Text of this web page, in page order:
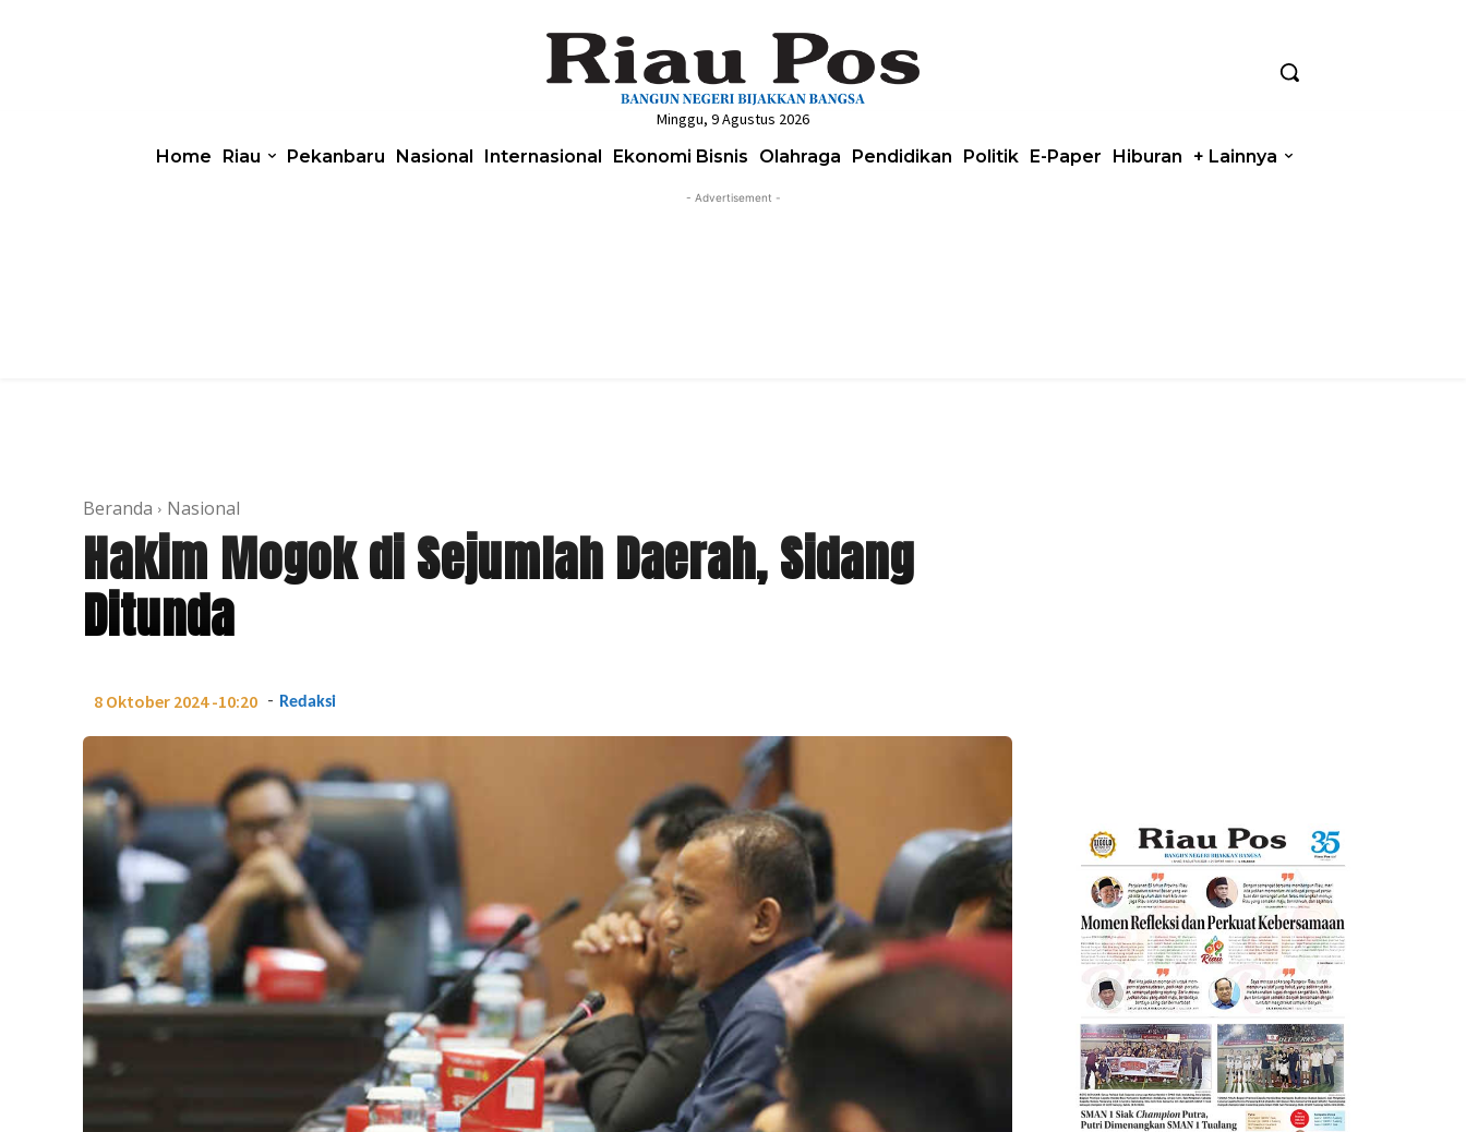
Minggu, 9 Agustus 2026
Home Riau Pekanbaru Nasional Internasional Ekonomi Bisnis Olahraga Pendidikan Politik E-Paper Hiburan + Lainnya
- Advertisement -
Beranda Nasional
Hakim Mogok di Sejumlah Daerah, Sidang
Ditunda
8 Oktober 2024 -10:20 - Redaksi